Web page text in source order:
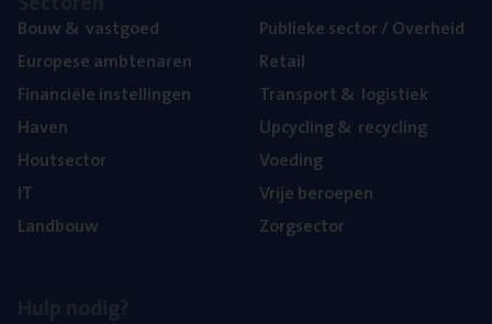
Bouw& vastgoed
Euro­pe­se ambtenaren
Finan­ci­ë­le instellingen
Haven
Hout­sec­tor
IT
Land­bouw
Publie­ke sec­tor / Overheid
Retail
Trans­port& logistiek
Upcy­cling& recycling
Voe­ding
Vrije beroe­pen
Zorg­sec­tor